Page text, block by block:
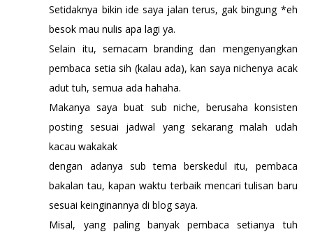
Setidaknya bikin ide saya jalan terus, gak bingung *eh
besok mau nulis apa lagi ya.
Selain itu, semacam branding dan mengenyangkan
pembaca setia sih (kalau ada), kan saya nichenya acak
adut tuh, semua ada hahaha.
Makanya saya buat sub niche, berusaha konsisten
posting sesuai jadwal yang sekarang malah udah
kacau wakakak
dengan adanya sub tema berskedul itu, pembaca
bakalan tau, kapan waktu terbaik mencari tulisan baru
sesuai keinginannya di blog saya.
Misal, yang paling banyak pembaca setianya tuh